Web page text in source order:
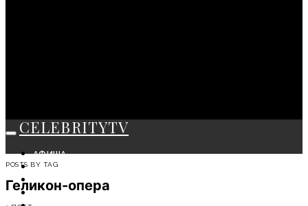
CELEBRITYTV
АФИША
СОБЫТИЯ
КРАСОТА
МОДА
POSTS BY TAG
Геликон-опера